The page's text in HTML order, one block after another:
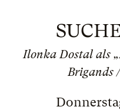
Ilonka Dostal als
Brigands